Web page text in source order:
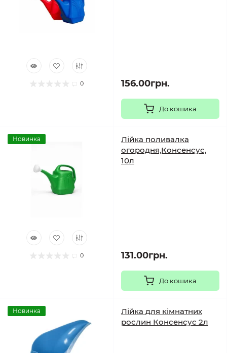
0 156.00грн.
До кошика
Новинка
0
Лійка поливалка
огородня,Консенсус,
10л
131.00грн.
До кошика
Новинка
Лійка для кімнатних
рослин Консенсус 2л